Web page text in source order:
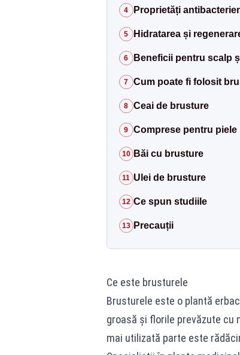
4 Proprietăți
5 Hidratarea și
6 Beneficii pentru scalp
7 Cum poate fi folosit
8 Ceai de brusture
9 Comprese pentru piele
10 Băi cu brusture
11 Ulei de brusture
12 Ce spun studiile
13 Precauții
Ce este brusturele
Brusturele este o plantă
groasă și florile prevăzute cu
mai utilizată parte este